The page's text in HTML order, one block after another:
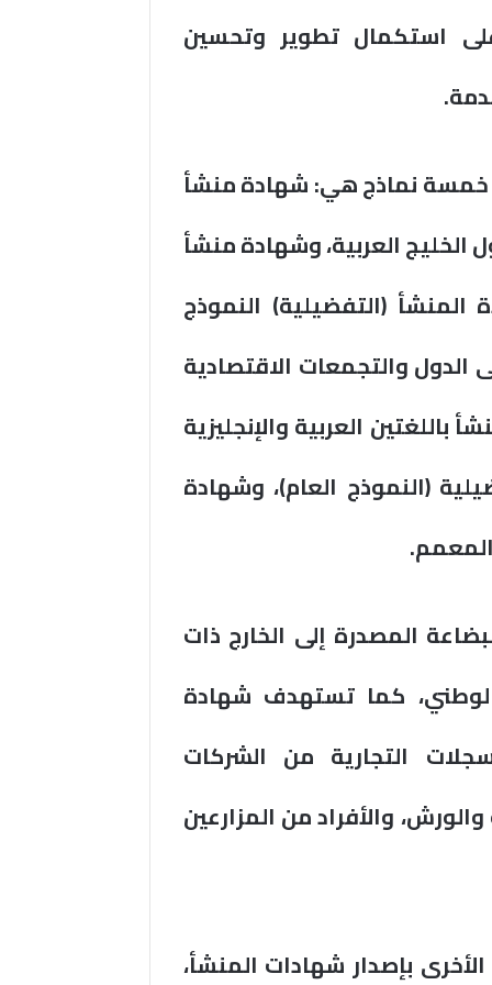
استكمال تطوير وتحسين
خمسة نماذج هي: شهادة منشأ
الخليج العربية، وشهادة منشأ
المنشأ (التفضيلية) النموذج
الدول والتجمعات الاقتصادية
العربية والإنجليزية
(النموذج العام)، وشهادة
المصدرة إلى الخارج ذات
كما تستهدف شهادة
التجارية من الشركات
والأفراد من المزارعين
بإصدار شهادات المنشأ،